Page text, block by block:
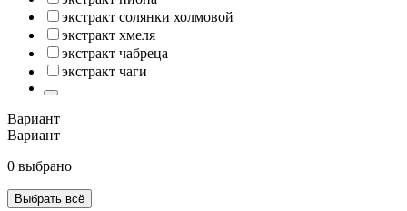
экстракт солянки холмовой
экстракт хмеля
экстракт чабреца
экстракт чаги
Вариант
Вариант
0 выбрано
Выбрать всё